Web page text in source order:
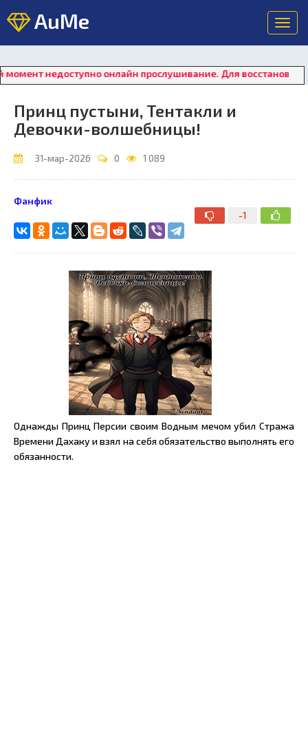
AuMe
онлайн прослушивание. Для восстановления
Принц пустыни, Тентакли и
Девочки-волшебницы!
31-мар-2026 0 1 089
-1
Фанфик
Однажды Принц Персии своим Водным мечом убил Стража
Времени Дахаку и взял на себя обязательство выполнять его
обязанности.